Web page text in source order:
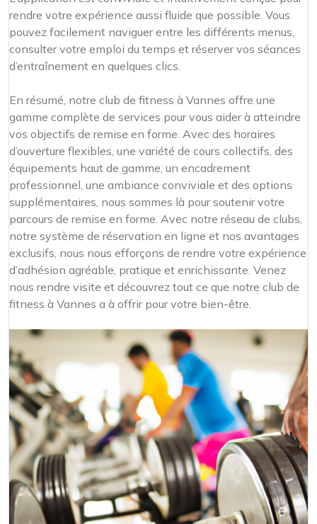
rendre votre expérience aussi fluide que possible. Vous
pouvez facilement naviguer entre les différents menus,
consulter votre emploi du temps et réserver vos séances
d’entraînement en quelques clics.
En résumé, notre club de fitness à Vannes offre une
gamme complète de services pour vous aider à atteindre
vos objectifs de remise en forme. Avec des horaires
d’ouverture flexibles, une variété de cours collectifs, des
équipements haut de gamme, un encadrement
professionnel, une ambiance conviviale et des options
supplémentaires, nous sommes là pour soutenir votre
parcours de remise en forme. Avec notre réseau de clubs,
notre système de réservation en ligne et nos avantages
exclusifs, nous nous efforçons de rendre votre expérience
d’adhésion agréable, pratique et enrichissante. Venez
nous rendre visite et découvrez tout ce que notre club de
fitness à Vannes a à offrir pour votre bien-être.